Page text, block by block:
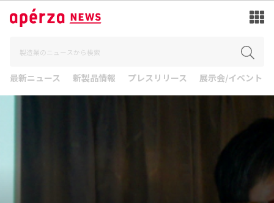
最新ニュース 新製品情報 プレスリリース 展示会/イベント